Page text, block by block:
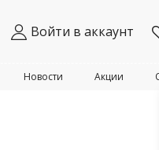
Войти в аккаунт
Акции
Новости